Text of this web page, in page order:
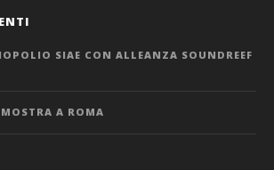
SIAE CON ALLEANZA SOUNDREEF
A ROMA